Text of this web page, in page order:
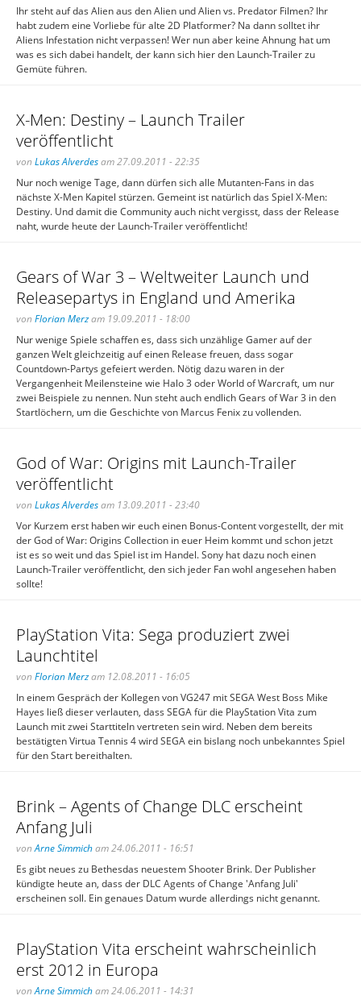
Ihr steht auf das Alien aus den Alien und Alien vs. Predator Filmen? Ihr
habt zudem eine Vorliebe für alte 2D Platformer? Na dann solltet ihr
Aliens Infestation nicht verpassen! Wer nun aber keine Ahnung hat um
was es sich dabei handelt, der kann sich hier den Launch-Trailer zu
Gemüte führen.
X-Men: Destiny – Launch Trailer
veröffentlicht
von Lukas Alverdesam 27.09.2011 - 22:35
Nur noch wenige Tage, dann dürfen sich alle Mutanten-Fans in das
nächste X-Men Kapitel stürzen. Gemeint ist natürlich das Spiel X-Men:
Destiny. Und damit die Community auch nicht vergisst, dass der Release
naht, wurde heute der Launch-Trailer veröffentlicht!
Gears of War 3 – Weltweiter Launch und
Releasepartys in England und Amerika
von Florian Merzam 19.09.2011 - 18:00
Nur wenige Spiele schaffen es, dass sich unzählige Gamer auf der
ganzen Welt gleichzeitig auf einen Release freuen, dass sogar
Countdown-Partys gefeiert werden. Nötig dazu waren in der
Vergangenheit Meilensteine wie Halo 3 oder World of Warcraft, um nur
zwei Beispiele zu nennen. Nun steht auch endlich Gears of War 3 in den
Startlöchern, um die Geschichte von Marcus Fenix zu vollenden.
God of War: Origins mit Launch-Trailer
veröffentlicht
von Lukas Alverdesam 13.09.2011 - 23:40
Vor Kurzem erst haben wir euch einen Bonus-Content vorgestellt, der mit
der God of War: Origins Collection in euer Heim kommt und schon jetzt
ist es so weit und das Spiel ist im Handel. Sony hat dazu noch einen
Launch-Trailer veröffentlicht, den sich jeder Fan wohl angesehen haben
sollte!
PlayStation Vita: Sega produziert zwei
Launchtitel
von Florian Merzam 12.08.2011 - 16:05
In einem Gespräch der Kollegen von VG247 mit SEGA West Boss Mike
Hayes ließ dieser verlauten, dass SEGA für die PlayStation Vita zum
Launch mit zwei Starttiteln vertreten sein wird. Neben dem bereits
bestätigten Virtua Tennis 4 wird SEGA ein bislang noch unbekanntes Spiel
für den Start bereithalten.
Brink – Agents of Change DLC erscheint
Anfang Juli
vonArne Simmicham 24.06.2011 - 16:51
Es gibt neues zu Bethesdas neuestem Shooter Brink. Der Publisher
kündigte heute an, dass der DLC Agents of Change 'Anfang Juli'
erscheinen soll. Ein genaues Datum wurde allerdings nicht genannt.
PlayStation Vita erscheint wahrscheinlich
erst 2012 in Europa
vonArne Simmicham 24.06.2011 - 14:31